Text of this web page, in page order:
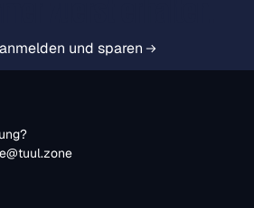
und sparen